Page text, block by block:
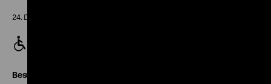
24. Dezember geschlossen
Besucherservice